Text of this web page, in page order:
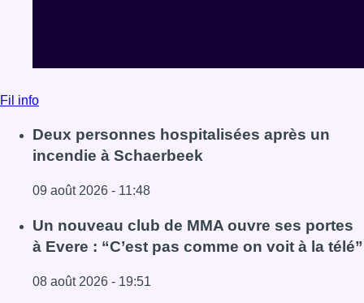
Fil info
Deux personnes hospitalisées après un
incendie à Schaerbeek
09 août 2026 - 11:48
Lire l'article Deux personnes hospitalisées après un
Un nouveau club de MMA ouvre ses portes
à Evere : “C’est pas comme on voit à la télé”
08 août 2026 - 19:51